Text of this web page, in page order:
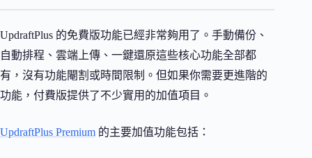
UpdraftPlus 的免費版功能已經非常夠用了。手動備份、
自動排程、雲端上傳、一鍵還原這些核心功能全部都
有，沒有功能閹割或時間限制。但如果你需要更進階的
功能，付費版提供了不少實用的加值項目。
UpdraftPlus Premium 的主要加值功能包括：